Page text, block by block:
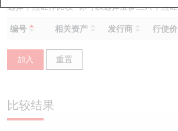
选择牛熊证作比较 *你可以选择最多三只牛熊证
编号 相关资产 发行商 行使价
加入 重置
比较结果
认股证分析仪
认股证速算机
引伸波幅比较图
认股证文件及公告
新发行瑞银牛熊证
已收回牛熊证剩余价值
即将到期牛熊证
牛熊证分析仪
街货统计
三十大平均引伸波幅
科指成份股
相关资产沽空
业绩及经济日历
AH 股价对照
牛熊证投资者教育
认股证牛熊证常问问题